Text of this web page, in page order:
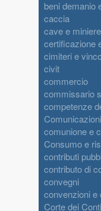
beni demanio
caccia
cave e miniere
certificazione
cimiteri e
civit
commercio
commissario
competenze
comunione e
Consumo e
contributi
contributo di
convegni
convenzioni e
Corte dei